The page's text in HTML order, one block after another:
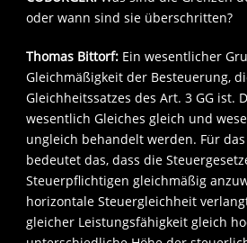
oder wann sind sie überschritten?
Thomas Bittorf: Ein wesentlicher
Gleichmäßigkeit der Besteuerung,
Gleichheitssatzes des Art. 3 GG ist.
wesentlich Gleiches gleich und
ungleich behandelt werden. Für
bedeutet das, dass die
Steuerpflichtigen gleichmäßig
horizontale Steuergleichheit
gleicher Leistungsfähigkeit gleich